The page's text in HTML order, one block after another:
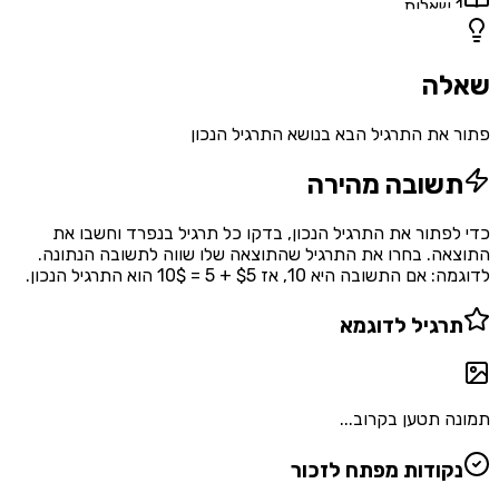
1 שאלות
שאלה
פתור את התרגיל הבא בנושא התרגיל הנכון
תשובה מהירה
כדי לפתור את התרגיל הנכון, בדקו כל תרגיל בנפרד וחשבו את
התוצאה. בחרו את התרגיל שהתוצאה שלו שווה לתשובה הנתונה.
לדוגמה: אם התשובה היא 10, אז $5 + 5 = 10$ הוא התרגיל הנכון.
תרגיל לדוגמא
תמונה תטען בקרוב...
נקודות מפתח לזכור